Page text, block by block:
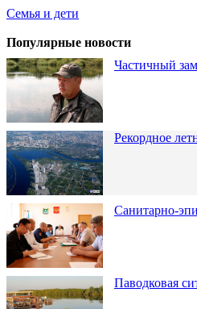
Семья и дети
Популярные новости
Частичный
Рекордное
Санитарно-
Паводковая